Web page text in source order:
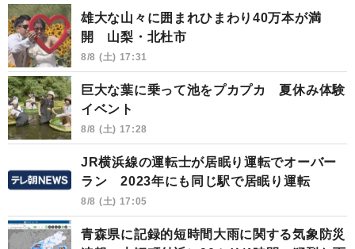
雄大な山々に囲まれひまわり40万本が満
開 山梨・北杜市
8/8 (土) 17:31
巨大な葉に乗って池をプカプカ 夏休み体験
イベント
8/8 (土) 17:28
JR横浜線の運転士が居眠り運転でオーバー
ラン 2023年にも同じ駅で居眠り運転
8/8 (土) 17:05
青森県に記録的短時間大雨に関する気象防災